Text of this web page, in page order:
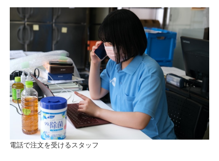
電話で注文を受けるスタッフ